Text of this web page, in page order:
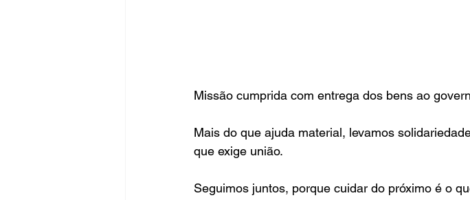
Missão cumprida com entrega dos bens ao
Mais do que ajuda material, levamos
que exige união.
Seguimos juntos, porque cuidar do próximo é o